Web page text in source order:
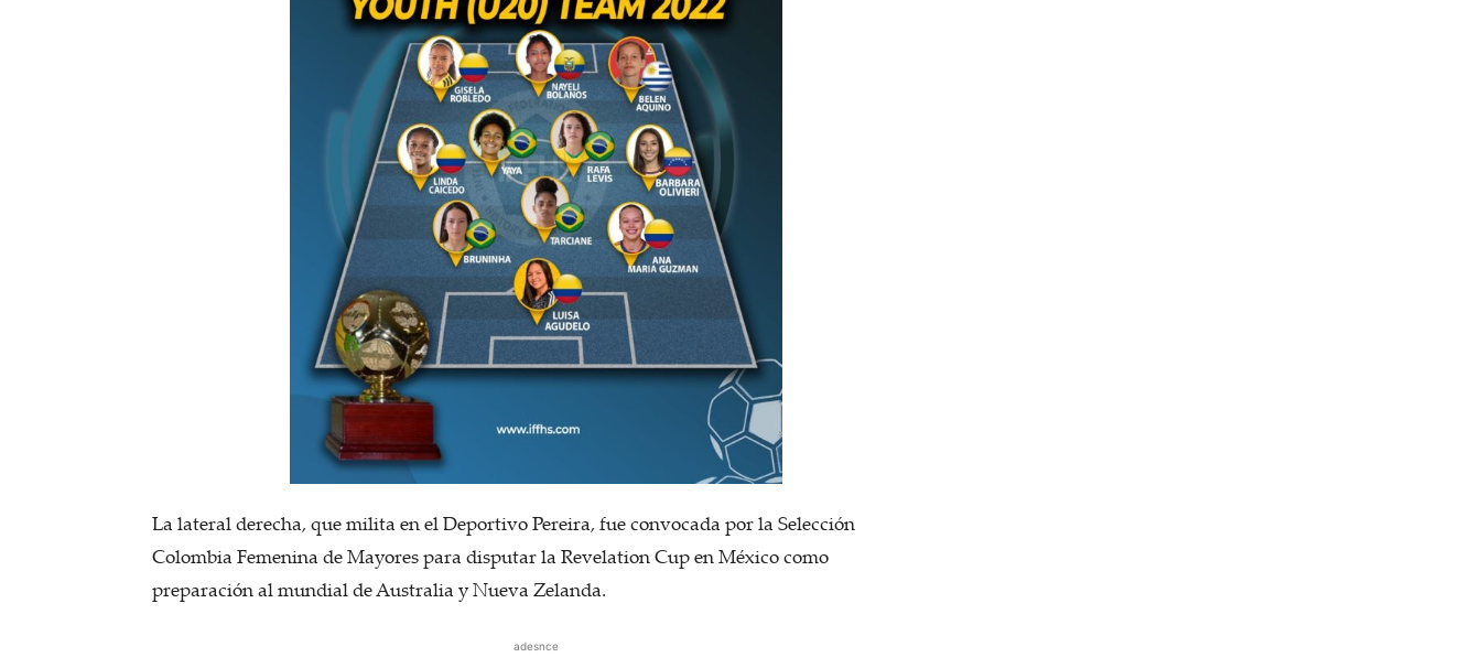
La lateral derecha, que milita en el Deportivo Pereira, fue convocada por la Selección
Colombia Femenina de Mayores para disputar la Revelation Cup en México como
preparación al mundial de Australia y Nueva Zelanda.
adesnce